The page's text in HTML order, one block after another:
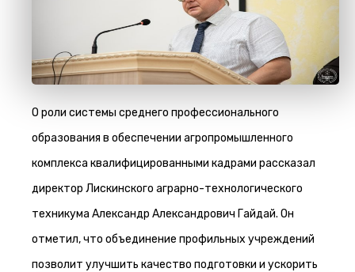
О роли системы среднего профессионального
образования в обеспечении агропромышленного
комплекса квалифицированными кадрами рассказал
директор Лискинского аграрно-технологического
техникума Александр Александрович Гайдай. Он
отметил, что объединение профильных учреждений
позволит улучшить качество подготовки и ускорить